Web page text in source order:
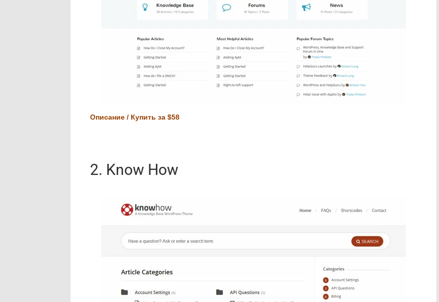
Описание / Купить за $58
2. Know How